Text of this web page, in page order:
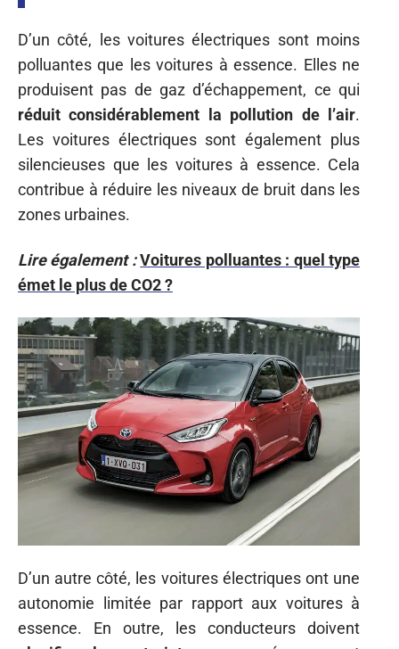
D’un côté, les voitures électriques sont moins
polluantes que les voitures à essence. Elles ne
produisent pas de gaz d’échappement, ce qui
réduit considérablement
la pollution de l’air.
Les voitures électriques sont également plus
silencieuses que les voitures à essence. Cela
contribue à réduire les niveaux de bruit dans les
zones urbaines.
Lire également : Voitures polluantes : quel type
émet le plus de CO2 ?
D’un autre côté, les voitures électriques ont une
autonomie limitée par rapport aux voitures à
essence. En outre, les conducteurs doivent